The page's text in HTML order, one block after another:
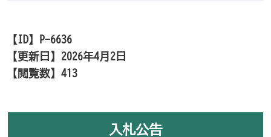
【ID】
P-6636
【更新日】 2026年4月2日
【閲覧数】413
入札公告